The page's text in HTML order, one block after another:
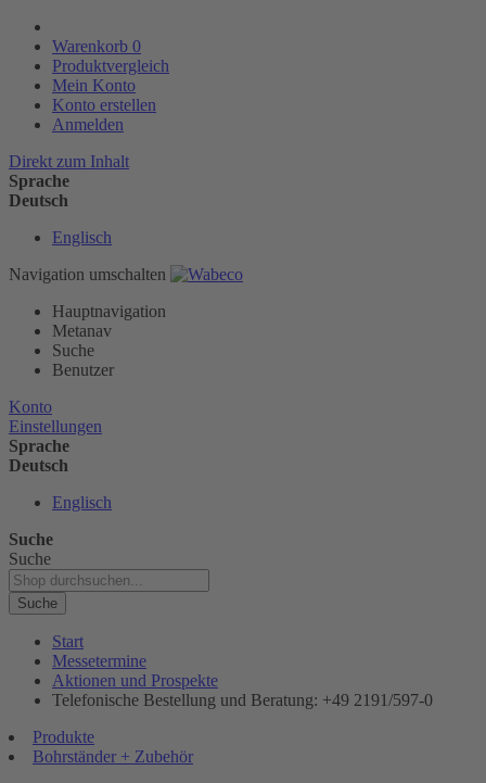
Warenkorb 0
Produktvergleich
Mein Konto
Konto erstellen
Anmelden
Direkt zum Inhalt
Sprache
Deutsch
Englisch
Navigation umschalten
Hauptnavigation
Metanav
Suche
Benutzer
Konto
Einstellungen
Sprache
Deutsch
Englisch
Suche
Suche
Suche
Start
Messetermine
Aktionen und Prospekte
Telefonische Bestellung und Beratung: +49 2191/597-0
Produkte
Bohrständer + Zubehör